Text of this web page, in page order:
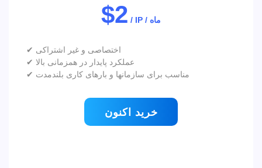
$2 / IP / ماه
✔ اختصاصی و غیر اشتراکی
✔ عملکرد پایدار در همزمانی بالا
✔ مناسب برای سازمانها و بارهای کاری بلندمدت
خرید اکنون